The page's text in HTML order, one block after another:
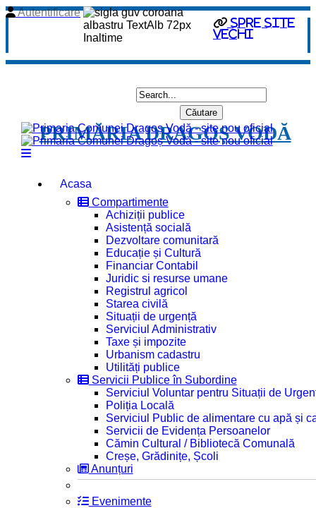
spre site
vechi
Autentificare
PRIMĂRIA DRAGOȘ VODĂ
Acasa
Compartimente
Achiziții publice
Asistență socială
Dezvoltare comunitară
Educație și Cultură
Financiar Contabil
Juridic si resurse umane
Registrul agricol
Starea civilă
Situații de urgență
Serviciul Administrativ
Taxe și impozite
Urbanism cadastru
Utilități publice
Servicii Publice în Subordine
Serviciul Voluntar pentru Situații de
Poliția Locală
Serviciul Public de alimentare cu apă și
Servicii de Evidența Persoanelor
Cămin Cultural / Bibliotecă Comunală
Creșe, Grădinițe, Școli
Anunțuri
Evenimente